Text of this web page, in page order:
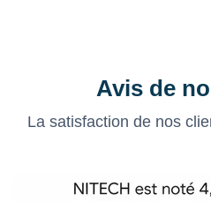
Avis de
La satisfaction de nos